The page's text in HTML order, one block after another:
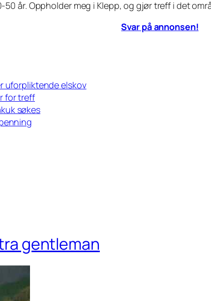
år. Oppholder meg i Klepp, og gjør treff i det
Svar på annonsen!
uforpliktende elskov
for treff
søkes
gentleman